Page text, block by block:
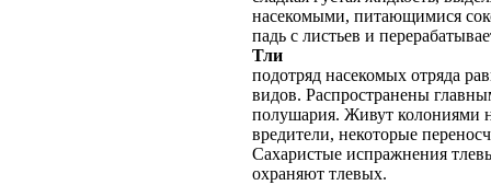
насекомыми, питающимися
падь с листьев и
Тли
подотряд насекомых отряда
видов. Распространены
полушария. Живут колониями
вредители, некоторые
Сахаристые испражнения
охраняют тлевых.